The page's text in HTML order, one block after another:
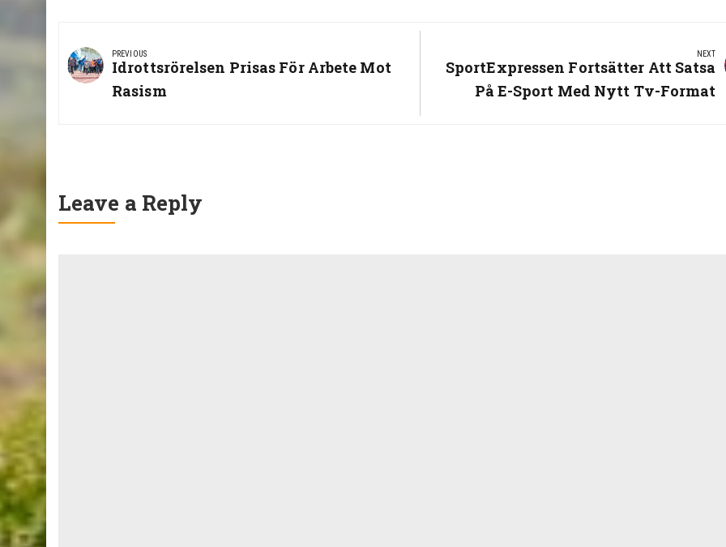
navigation
PREVIOUS
Previous
Post:
Idrottsrörelsen Prisas För Arbete Mot
Rasism
NEXT
Next
Post:
SportExpressen Fortsätter Att Satsa
På E-Sport Med Nytt Tv-Format
Leave a Reply